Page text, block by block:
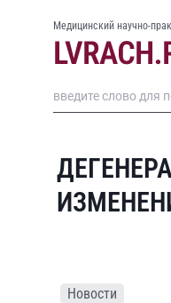
Медицинский научно-
Новости